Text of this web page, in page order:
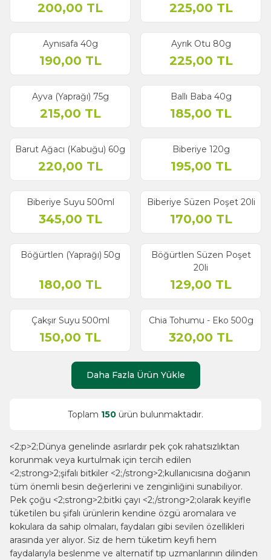
200,00 TL 225,00 TL
Aynısafa 40g
190,00 TL
Ayrık Otu 80g
225,00 TL
Ayva (Yaprağı) 75g
215,00 TL
Ballı Baba 40g
185,00 TL
Barut Ağacı (Kabuğu) 60g
220,00 TL
Biberiye 120g
195,00 TL
Biberiye Suyu 500ml
345,00 TL
Biberiye Süzen Poşet 20li
170,00 TL
Böğürtlen (Yaprağı) 50g
180,00 TL
Böğürtlen Süzen Poşet
20li
129,00 TL
Çakşır Suyu 500ml
150,00 TL
Chia Tohumu - Eko 500g
320,00 TL
Daha Fazla Ürün Yükle
Toplam 150 ürün bulunmaktadır.
<2;p>2;Dünya genelinde asırlardır pek çok rahatsızlıktan
korunmak veya kurtulmak için tercih edilen
<2;strong>2;şifalı bitkiler <2;/strong>2;kullanıcısına doğanın
tüm önemli besin değerlerini ve zenginliğini sunabiliyor.
Pek çoğu <2;strong>2;bitki çayı <2;/strong>2;olarak keyifle
tüketilen bu şifalı ürünlerin kendine özgü aromalara ve
kokulara da sahip olmaları, faydaları gibi sevilen özellikleri
arasında yer alıyor. Siz de hem tüketim keyfi hem
faydalarıyla beslenme ve alternatif tıp uzmanlarının dilinden